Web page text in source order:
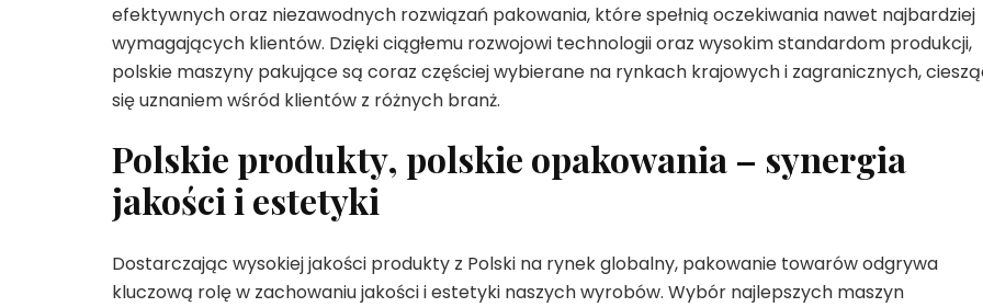
efektywnych oraz niezawodnych rozwiązań pakowania, które spełnią oczekiwania nawet najbardziej
wymagających klientów. Dzięki ciągłemu rozwojowi technologii oraz wysokim standardom produkcji,
polskie maszyny pakujące są coraz częściej wybierane na rynkach krajowych i zagranicznych,
się uznaniem wśród klientów z różnych branż.
Polskie produkty, polskie opakowania – synergia
jakości i estetyki
Dostarczając wysokiej jakości produkty z Polski na rynek globalny, pakowanie towarów odgrywa
kluczową rolę w zachowaniu jakości i estetyki naszych wyrobów. Wybór najlepszych maszyn